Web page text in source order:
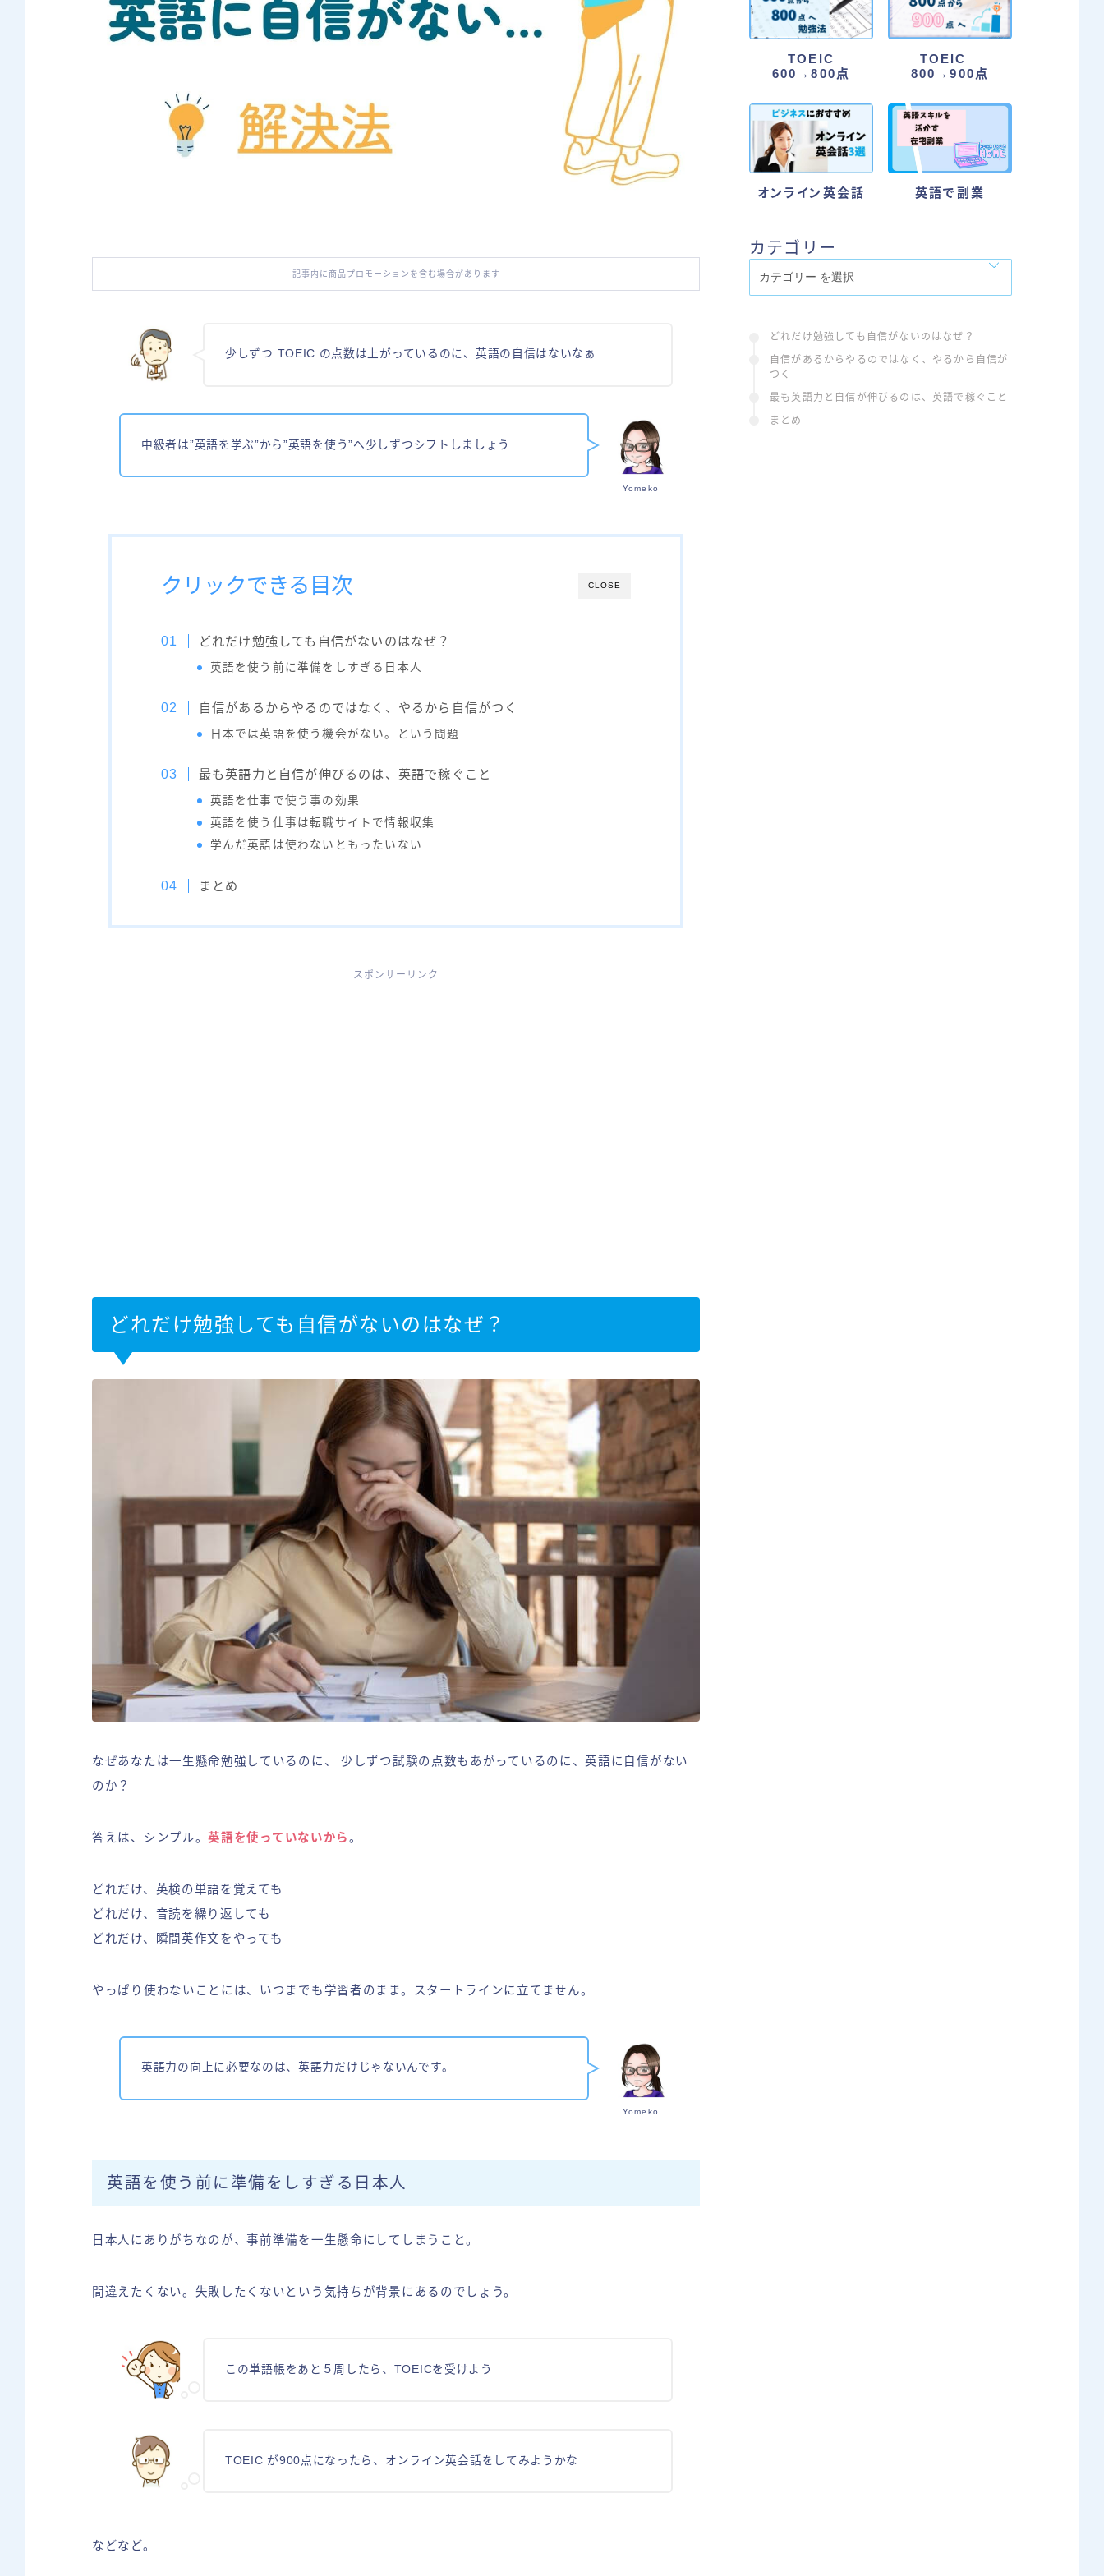
記事内に商品プロモーションを含む場合があります
少しずつ TOEIC の点数は上がっているのに、英語の自信はないなぁ
Yomeko
中級者は”英語を学ぶ”から”英語を使う”へ少しずつシフトしましょう
CLOSE
クリックできる目次
どれだけ勉強しても自信がないのはなぜ？
英語を使う前に準備をしすぎる日本人
自信があるからやるのではなく、やるから自信がつく
日本では英語を使う機会がない。という問題
最も英語力と自信が伸びるのは、英語で稼ぐこと
英語を仕事で使う事の効果
英語を使う仕事は転職サイトで情報収集
学んだ英語は使わないともったいない
まとめ
スポンサーリンク
どれだけ勉強しても自信がないのはなぜ？
なぜあなたは一生懸命勉強しているのに、 少しずつ試験の点数もあがっているのに、英語に自信がない
のか？
答えは、シンプル。英語を使っていないから。
どれだけ、英検の単語を覚えても
どれだけ、音読を繰り返しても
どれだけ、瞬間英作文をやっても
やっぱり使わないことには、いつまでも学習者のまま。スタートラインに立てません。
Yomeko
英語力の向上に必要なのは、英語力だけじゃないんです。
英語を使う前に準備をしすぎる日本人
日本人にありがちなのが、事前準備を一生懸命にしてしまうこと。
間違えたくない。失敗したくないという気持ちが背景にあるのでしょう。
この単語帳をあと５周したら、TOEICを受けよう
TOEIC が900点になったら、オンライン英会話をしてみようかな
などなど。
TOEIC
600→800点
TOEIC
800→900点
オンライン英会話 英語で副業
カテゴリー
どれだけ勉強しても自信がないのはなぜ？
自信があるからやるのではなく、やるから自信が
つく
最も英語力と自信が伸びるのは、英語で稼ぐこと
まとめ